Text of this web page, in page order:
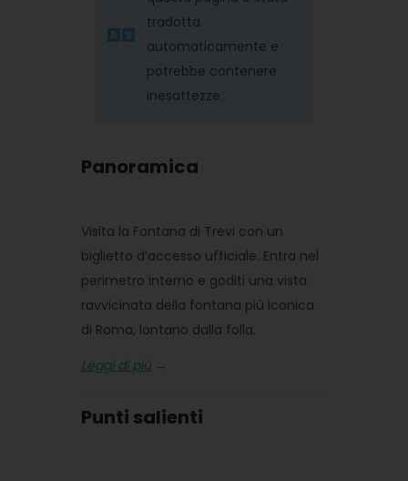
tradotta
automaticamente e
potrebbe contenere
inesattezze.
Panoramica
Visita la Fontana di Trevi con un
biglietto d’accesso ufficiale. Entra nel
perimetro interno e goditi una vista
ravvicinata della fontana più iconica
di Roma, lontano dalla folla.
Leggi di più→
Punti salienti